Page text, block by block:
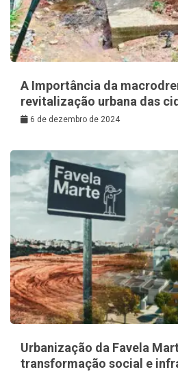
A Importância da
revitalização urbana das
6 de dezembro de 2024
Urbanização da Favela
transformação social e